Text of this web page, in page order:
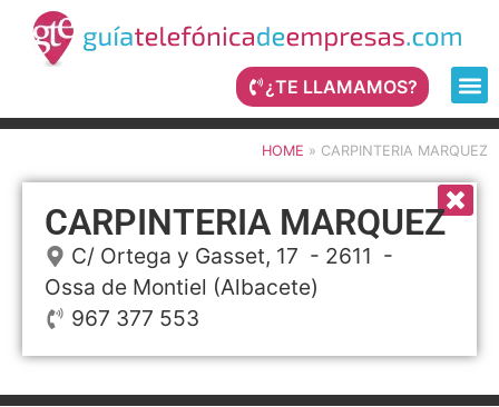
¿TE LLAMAMOS?
HOME » CARPINTERIA MARQUEZ
CARPINTERIA MARQUEZ
C/ Ortega y Gasset, 17 - 2611 -
Ossa de Montiel (Albacete)
967 377 553